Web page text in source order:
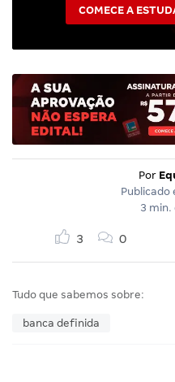
COMECE A
Por
Publicado
3 min.
3 0
Tudo que sabemos sobre:
banca definida